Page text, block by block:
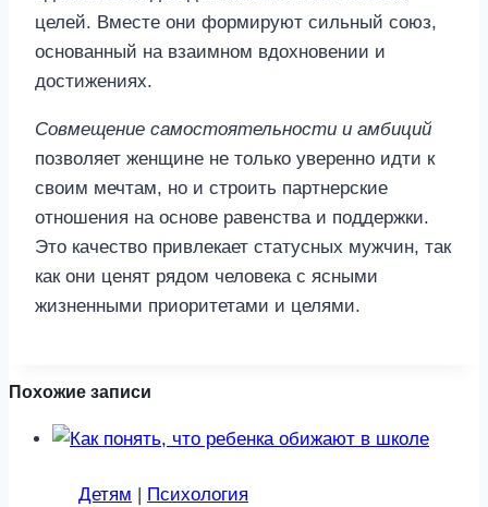
целей. Вместе они формируют сильный союз,
основанный на взаимном вдохновении и
достижениях.
Совмещение самостоятельности и амбиций
позволяет женщине не только уверенно идти к
своим мечтам, но и строить партнерские
отношения на основе равенства и поддержки.
Это качество привлекает статусных мужчин, так
как они ценят рядом человека с ясными
жизненными приоритетами и целями.
Похожие записи
Детям Психология